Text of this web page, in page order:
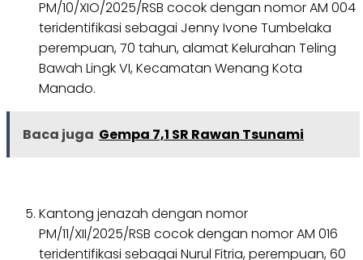
PM/10/XIO/2025/RSB cocok dengan nomor AM 004
teridentifikasi sebagai Jenny Ivone Tumbelaka
perempuan, 70 tahun, alamat Kelurahan Teling
Bawah Lingk VI, Kecamatan Wenang Kota
Manado.
Baca juga Gempa 7,1 SR Rawan Tsunami
Kantong jenazah dengan nomor
PM/11/XII/2025/RSB cocok dengan nomor AM 016
teridentifikasi sebagai Nurul Fitria, perempuan, 60